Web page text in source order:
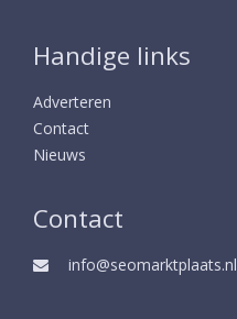
Handige links
Adverteren
Contact
Nieuws
Contact
info@seomarktplaats.nl